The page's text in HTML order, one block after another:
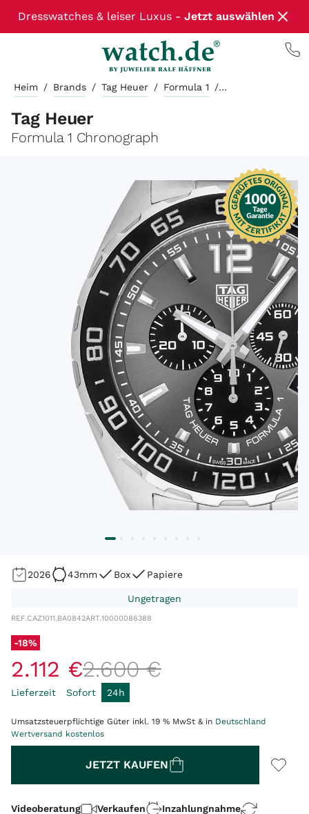
Dresswatches & leiser Luxus - Jetzt auswählen
Heim / Brands / Tag Heuer / Formula 1 /
Tag Heuer
Formula 1 Chronograph
2026 43mm Box Papiere
Ungetragen
REF.CAZ1011.BA0842ART.10000086388
-18%
2.112 €2.600 €
Lieferzeit Sofort 24h
Umsatzsteuerpflichtige Güter inkl. 19 % MwSt & in Deutschland
Wertversand kostenlos
JETZT KAUFEN
Videoberatung Verkaufen
Inzahlungnahme